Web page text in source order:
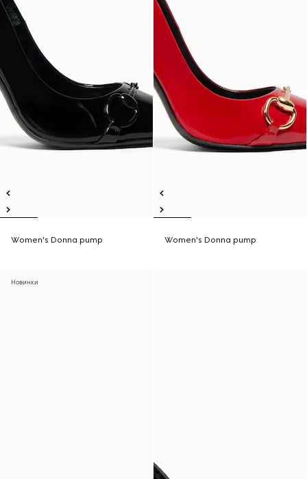
Women's Donna pump Women's Donna pump
Новинки